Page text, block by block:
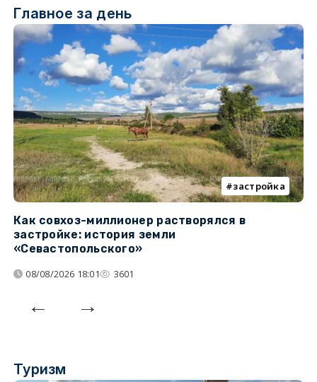
Главное за день
застройка
Как совхоз-миллионер растворялся в
застройке: история земли
«Севастопольского»
08/08/2026 18:01 3601
Туризм